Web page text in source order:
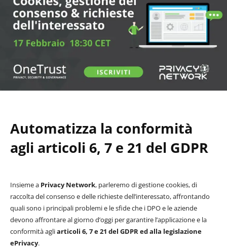
Automatizza la conformità
agli articoli 6, 7 e 21 del GDPR
Insieme a Privacy Network, parleremo di gestione cookies, di
raccolta del consenso e delle richieste dell’interessato, affrontando
quali sono i principali problemi e le sfide che i DPO e le aziende
devono affrontare al giorno d’oggi per garantire l’applicazione e la
conformità agliarticoli 6, 7 e 21 del GDPR ed alla legislazione
ePrivacy.